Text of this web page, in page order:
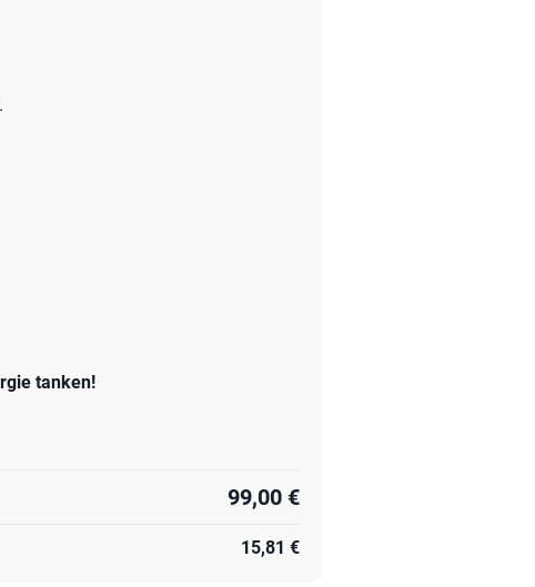
.
tanken!
99,00 €
15,81 €